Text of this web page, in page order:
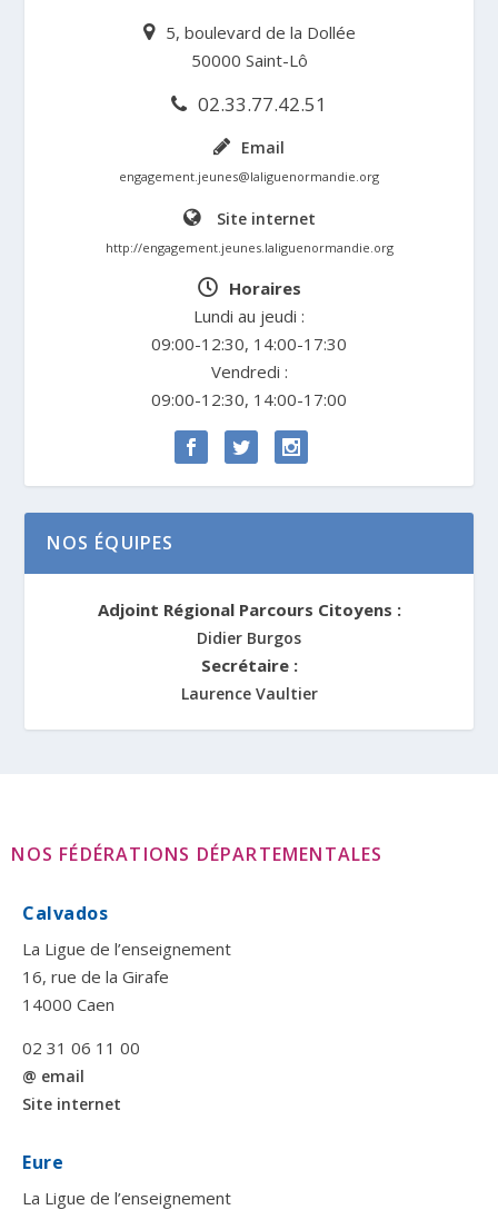
5, boulevard de la Dollée
50000 Saint-Lô
02.33.77.42.51
Email
engagement.jeunes@laliguenormandie.org
Site internet
http://engagement.jeunes.laliguenormandie.org
Horaires
Lundi au jeudi :
09:00-12:30, 14:00-17:30
Vendredi :
09:00-12:30, 14:00-17:00
NOS ÉQUIPES
Adjoint Régional Parcours Citoyens :
Didier Burgos
Secrétaire :
Laurence Vaultier
NOS FÉDÉRATIONS DÉPARTEMENTALES
Calvados
La Ligue de l’enseignement
16, rue de la Girafe
14000 Caen
02 31 06 11 00
@ email
Site internet
Eure
La Ligue de l’enseignement